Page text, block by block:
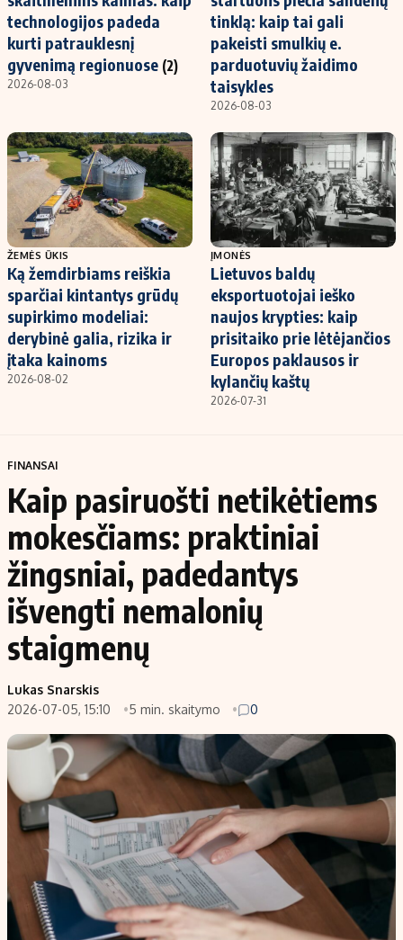
technologijos padeda
kurti patrauklesnį
gyvenimą regionuose (2)
2026-08-03
tinklą: kaip tai gali
pakeisti smulkių e.
parduotuvių žaidimo
taisykles
2026-08-03
ŽEMĖS ŪKIS
Ką žemdirbiams reiškia
sparčiai kintantys grūdų
supirkimo modeliai:
derybinė galia, rizika ir
įtaka kainoms
2026-08-02
ĮMONĖS
Lietuvos baldų
eksportuotojai ieško
naujos krypties: kaip
prisitaiko prie lėtėjančios
Europos paklausos ir
kylančių kaštų
2026-07-31
FINANSAI
Kaip pasiruošti netikėtiems
mokesčiams: praktiniai
žingsniai, padedantys
išvengti nemalonių
staigmenų
Lukas Snarskis
2026-07-05, 15:10
5 min. skaitymo 0